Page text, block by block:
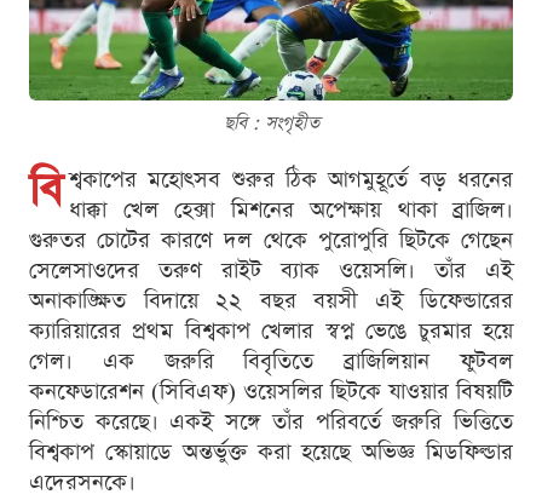
ছবি : সংগৃহীত
বি শ্বকাপের মহোৎসব শুরুর ঠিক আগমুহূর্তে বড় ধরনের
ধাক্কা খেল হেক্সা মিশনের অপেক্ষায় থাকা ব্রাজিল।
গুরুতর চোটের কারণে দল থেকে পুরোপুরি ছিটকে গেছেন
সেলেসাওদের তরুণ রাইট ব্যাক ওয়েসলি। তাঁর এই
অনাকাঙ্ক্ষিত বিদায়ে ২২ বছর বয়সী এই ডিফেন্ডারের
ক্যারিয়ারের প্রথম বিশ্বকাপ খেলার স্বপ্ন ভেঙে চুরমার হয়ে
গেল। এক জরুরি বিবৃতিতে ব্রাজিলিয়ান ফুটবল
কনফেডারেশন (সিবিএফ) ওয়েসলির ছিটকে যাওয়ার বিষয়টি
নিশ্চিত করেছে। একই সঙ্গে তাঁর পরিবর্তে জরুরি ভিত্তিতে
বিশ্বকাপ স্কোয়াডে অন্তর্ভুক্ত করা হয়েছে অভিজ্ঞ মিডফিল্ডার
এদেরসনকে।